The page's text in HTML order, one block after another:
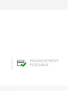
FINANCEMENT
POSSIBLE